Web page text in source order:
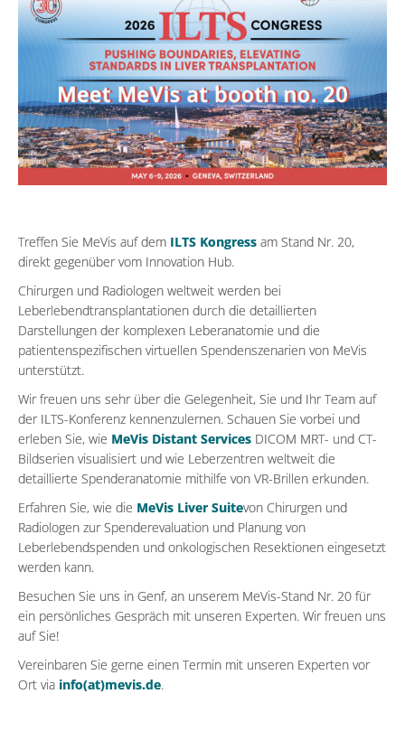
Treffen Sie MeVis auf dem ILTS Kongress am Stand Nr. 20,
direkt gegenüber vom Innovation Hub.
Chirurgen und Radiologen weltweit werden bei
Leberlebendtransplantationen durch die detaillierten
Darstellungen der komplexen Leberanatomie und die
patientenspezifischen virtuellen Spendenszenarien von MeVis
unterstützt.
Wir freuen uns sehr über die Gelegenheit, Sie und Ihr Team auf
der ILTS-Konferenz kennenzulernen. Schauen Sie vorbei und
erleben Sie, wie MeVis Distant Services DICOM MRT- und CT-
Bildserien visualisiert und wie Leberzentren weltweit die
detaillierte Spenderanatomie mithilfe von VR-Brillen erkunden.
Erfahren Sie, wie die MeVis Liver Suitevon Chirurgen und
Radiologen zur Spenderevaluation und Planung von
Leberlebendspenden und onkologischen Resektionen eingesetzt
werden kann.
Besuchen Sie uns in Genf, an unserem MeVis-Stand Nr. 20 für
ein persönliches Gespräch mit unseren Experten. Wir freuen uns
auf Sie!
Vereinbaren Sie gerne einen Termin mit unseren Experten vor
Ort via info(at)mevis.de.